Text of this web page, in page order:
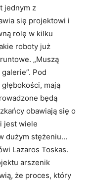
jednym z
się projektowi i
rolę w kilku
roboty już
„Muszą
Pod
mają
będą
obawiają się o
jest wiele
dużym stężeniu…
Lazaros Toskas.
arszenik
że proces, który